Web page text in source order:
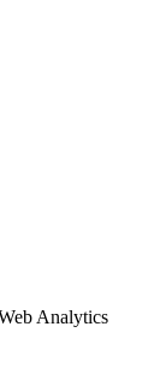
Analytics